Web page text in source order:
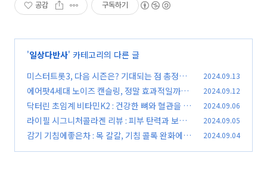
공감 구독하기
'일상다반사' 카테고리의 다른 글
미스터트롯3, 다음 시즌은? 기대되는 점 총정리
(0)
2024.09.13
에어팟4세대 노이즈 캔슬링, 정말 효과적일까?
(0)
2024.09.12
닥터린 초임계 비타민K2 : 건강한 뼈와 혈관을 위
한 필수 영양소 (0)
2024.09.06
라이필 시그니처콜라겐 리뷰 : 피부 탄력과 보습
을 한 번에 (0)
2024.09.05
감기 기침에좋은차 : 목 칼칼, 기침 콜록 완화에 도
2024.09.04